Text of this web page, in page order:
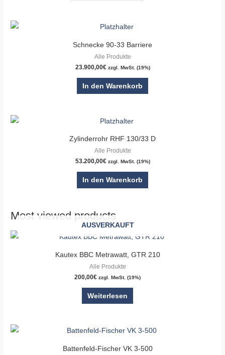
Schnecke 90-33 Barriere
Alle Produkte
23.900,00€ zzgl. MwSt. (19%)
In den Warenkorb
Zylinderrohr RHF 130/33 D
Alle Produkte
53.200,00€ zzgl. MwSt. (19%)
In den Warenkorb
Most viewed products
AUSVERKAUFT
Kautex BBC Metrawatt, GTR 210
Alle Produkte
200,00€ zzgl. MwSt. (19%)
Weiterlesen
Battenfeld-Fischer VK 3-500